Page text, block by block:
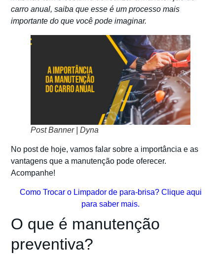
carro anual, saiba que esse é um processo mais
importante do que você pode imaginar.
Post Banner | Dyna
No post de hoje, vamos falar sobre a importância e as
vantagens que a manutenção pode oferecer.
Acompanhe!
Como Trocar o Limpador de para-brisa? Clique aqui
para saber mais.
O que é manutenção
preventiva?